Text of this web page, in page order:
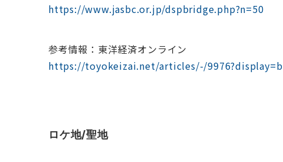
https://www.jasbc.or.jp/dspbridge.php?n=50
参考情報：東洋経済オンライン
https://toyokeizai.net/articles/-/9976?display=b
ロケ地/聖地